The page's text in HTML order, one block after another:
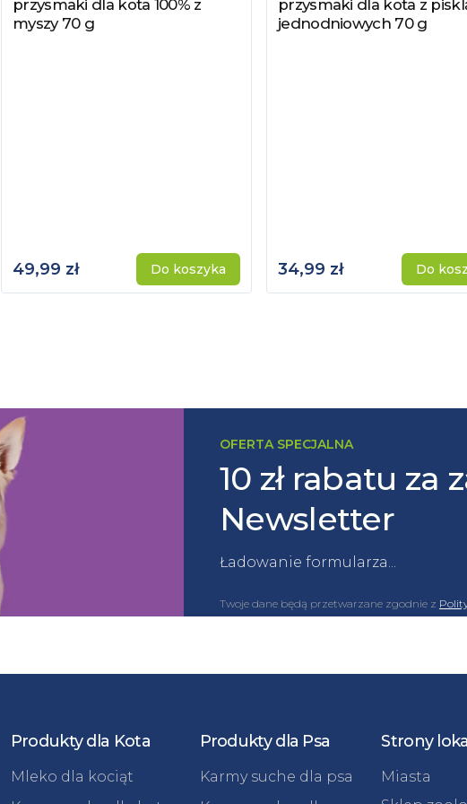
przysmaki dla kota 100% z
myszy 70 g
49,99 zł Do koszyka
przysmaki dla kota z
jednodniowych 70 g
34,99 zł Do
OFERTA SPECJALNA
10 zł rabatu za
Newsletter
Ładowanie formularza...
Twoje dane będą przetwarzane zgodnie z
Produkty dla Kota
Mleko dla kociąt
Produkty dla Psa
Karmy suche dla psa
Strony
Miasta